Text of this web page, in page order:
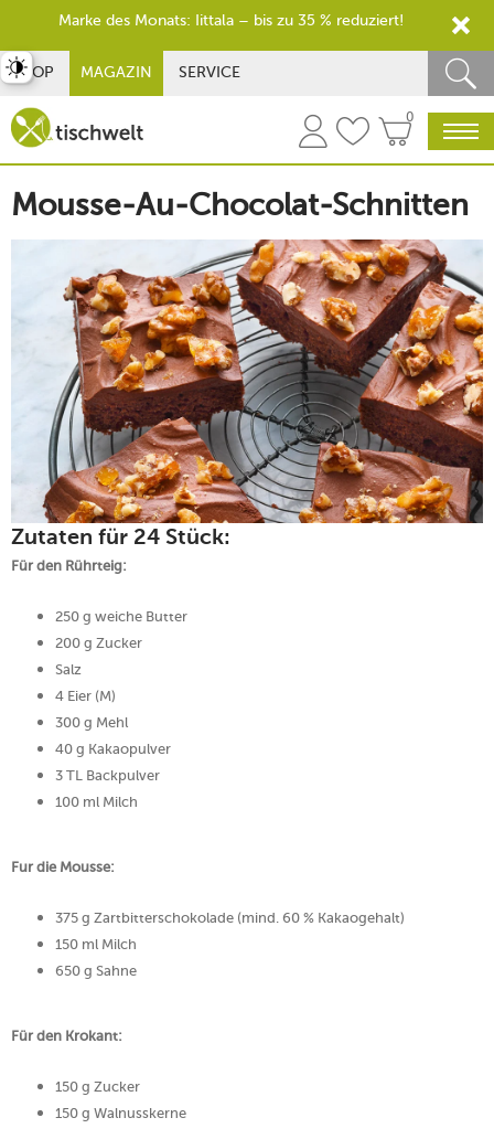
SHOP MAGAZIN SERVICE
0
Mousse-Au-Chocolat-Schnitten
Zutaten für 24 Stück:
Für den Rührteig:
250 g weiche Butter
200 g Zucker
Salz
4 Eier (M)
300 g Mehl
40 g Kakaopulver
3 TL Backpulver
100 ml Milch
Fur die Mousse:
375 g Zartbitterschokolade (mind. 60 % Kakaogehalt)
150 ml Milch
650 g Sahne
Für den Krokant:
150 g Zucker
150 g Walnusskerne
umschalten
Marke des Monats: Iittala – bis zu 35 % reduziert!